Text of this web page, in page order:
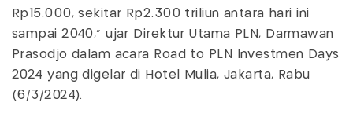
Rp15.000, sekitar Rp2.300 triliun antara hari ini
sampai 2040," ujar Direktur Utama PLN, Darmawan
Prasodjo dalam acara Road to PLN Investmen Days
2024 yang digelar di Hotel Mulia, Jakarta, Rabu
(6/3/2024).